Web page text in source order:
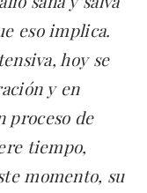
eso implica.
hoy se
y en
proceso de
tiempo,
momento, su